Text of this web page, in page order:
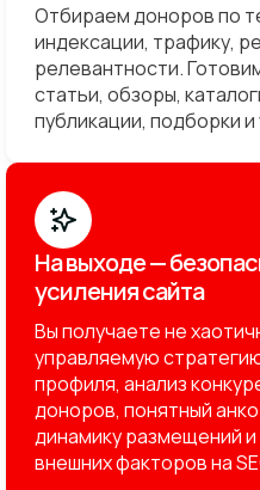
Отбираем доноров по
индексации, трафику,
релевантности.
статьи, обзоры,
публикации, подборки
На выходе —
усиления сайта
Вы получаете не
управляемую
профиля, анализ
доноров, понятный
динамику размещений
внешних факторов на